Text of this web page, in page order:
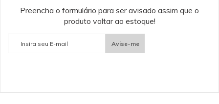
Preencha o formulário para ser avisado assim que o
produto voltar ao estoque!
Avise-me